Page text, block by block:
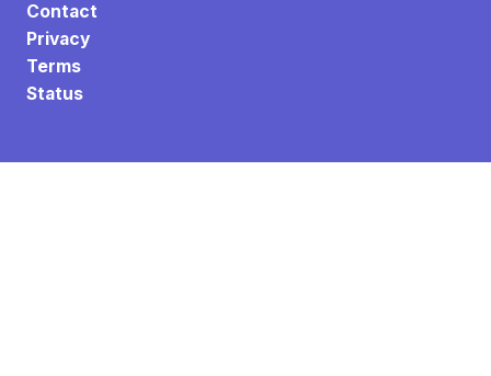
Contact
Privacy
Terms
Status